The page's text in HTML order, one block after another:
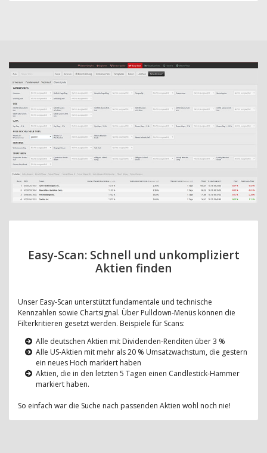
Easy-Scan: Schnell und unkompliziert
Aktien finden
Unser Easy-Scan unterstützt fundamentale und technische
Kennzahlen sowie Chartsignal. Über Pulldown-Menüs können die
Filterkritieren gesetzt werden. Beispiele für Scans:
Alle deutschen Aktien mit Dividenden-Renditen über 3 %
Alle US-Aktien mit mehr als 20 % Umsatzwachstum, die gestern
ein neues Hoch markiert haben
Aktien, die in den letzten 5 Tagen einen Candlestick-Hammer
markiert haben.
So einfach war die Suche nach passenden Aktien wohl noch nie!